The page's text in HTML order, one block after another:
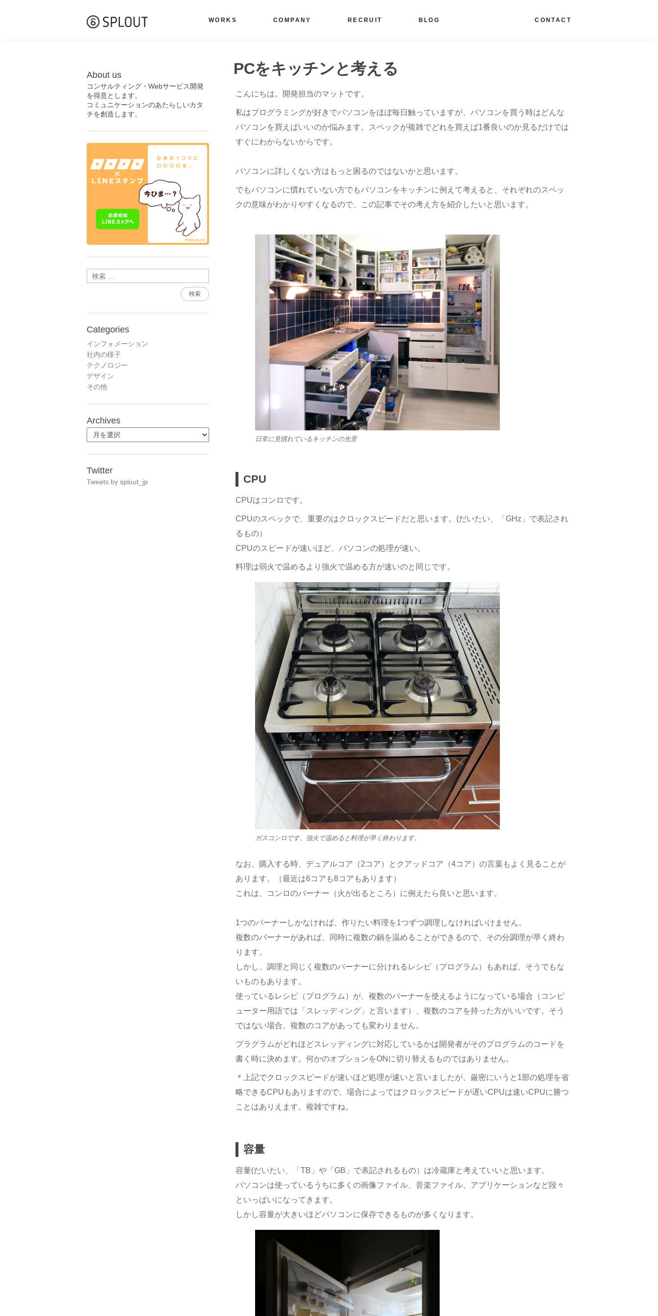
WORKS COMPANY RECRUIT BLOG CONTACT
PCをキッチンと考える
こんにちは。開発担当のマットです。
私はプログラミングが好きでパソコンをほぼ毎日触っていますが、パソコンを買う時はどんな
パソコンを買えばいいのか悩みます。スペックが複雑でどれを買えば1番良いのか見るだけでは
すぐにわからないからです。
パソコンに詳しくない方はもっと困るのではないかと思います。
でもパソコンに慣れていない方でもパソコンをキッチンに例えて考えると、それぞれのスペッ
クの意味がわかりやすくなるので、この記事でその考え方を紹介したいと思います。
日常に見慣れているキッチンの光景
CPU
CPUはコンロです。
CPUのスペックで、重要のはクロックスピードだと思います。(だいたい、「GHz」で表記され
るもの）
CPUのスピードが速いほど、パソコンの処理が速い。
料理は弱火で温めるより強火で温める方が速いのと同じです。
ガスコンロです。強火で温めると料理が早く終わります。
なお、購入する時、デュアルコア（2コア）とクアッドコア（4コア）の言葉もよく見ることが
あります。（最近は6コアも8コアもあります）
これは、コンロのバーナー（火が出るところ）に例えたら良いと思います。
1つのバーナーしかなければ、作りたい料理を1つずつ調理しなければいけません。
複数のバーナーがあれば、同時に複数の鍋を温めることができるので、その分調理が早く終わ
ります。
しかし、調理と同じく複数のバーナーに分けれるレシピ（プログラム）もあれば、そうでもな
いものもあります。
使っているレシピ（プログラム）が、複数のバーナーを使えるようになっている場合（コンピ
ューター用語では「スレッディング」と言います）、複数のコアを持った方がいいです。そう
ではない場合、複数のコアがあっても変わりません。
プラグラムがどれほどスレッディングに対応しているかは開発者がそのプログラムのコードを
書く時に決めます。何かのオプションをONに切り替えるものではありません。
＊上記でクロックスピードが速いほど処理が速いと言いましたが、厳密にいうと1部の処理を省
略できるCPUもありますので、場合によってはクロックスピードが遅いCPUは速いCPUに勝つ
ことはありえます。複雑ですね。
容量
容量(だいたい、「TB」や「GB」で表記されるもの）は冷蔵庫と考えていいと思います。
パソコンは使っているうちに多くの画像ファイル、音楽ファイル、アプリケーションなど段々
といっぱいになってきます。
しかし容量が大きいほどパソコンに保存できるものが多くなります。
About us
コンサルティング・Webサービス開発
を得意とします。
コミュニケーションのあたらしいカタ
チを創造します。
検索
Categories
インフォメーション
社内の様子
テクノロジー
デザイン
その他
Archives
Twitter
Tweets by splout_jp